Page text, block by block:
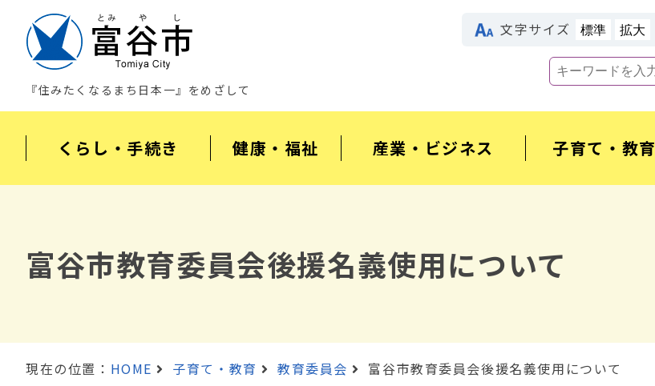
『住みたくなるまち日本一』をめざして
文字サイズ 標準 拡大
くらし・手続き 健康・福祉 産業・ビジネス 子育て・教育
富谷市教育委員会後援名義使用について
現在の位置： HOME 子育て・教育 教育委員会 富谷市教育委員会後援名義使用について